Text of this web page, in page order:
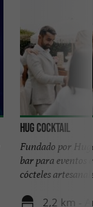
HUG COCKTAIL
Fundado por
bar para eventos
cócteles
2,2 km -